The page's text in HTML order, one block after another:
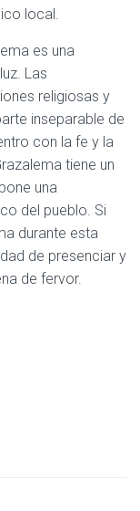
local.
es una
Las
religiosas y
inseparable de
con la fe y la
tiene un
una
del pueblo. Si
durante esta
de presenciar y
de fervor.